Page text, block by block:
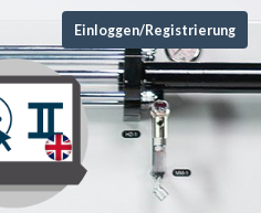
Einloggen/Registrierung